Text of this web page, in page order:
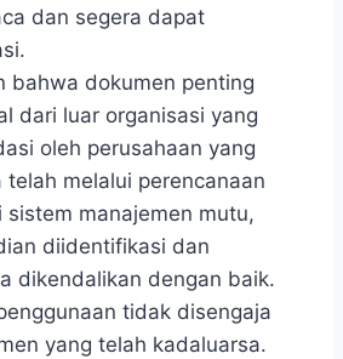
dan segera dapat
bahwa dokumen penting
dari luar organisasi yang
oleh perusahaan yang
telah melalui perencanaan
sistem manajemen mutu,
diidentifikasi dan
dikendalikan dengan baik.
tidak disengaja
yang telah kadaluarsa.